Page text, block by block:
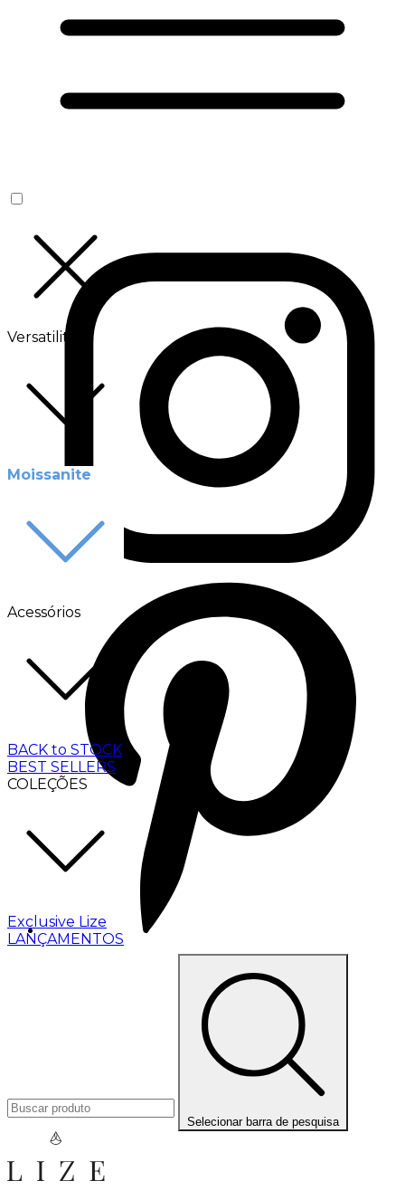
Versatilité
Moissanite
Acessórios
BACK to STOCK
BEST SELLERS
COLEÇÕES
Exclusive Lize
LANÇAMENTOS
Selecionar barra de pesquisa